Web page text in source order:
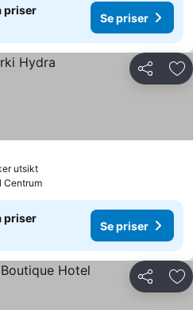
priser
Se priser
Dela
utsiktSe priser
Centrum
priser
Se priser
Dela